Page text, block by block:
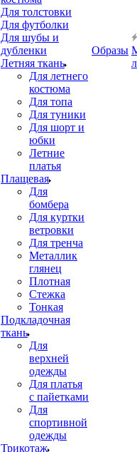
Для толстовки
Для футболки
Для шубы и
дубленки
Летняя ткань
Для летнего
костюма
Для топа
Для туники
Для шорт и
юбки
Летние
платья
Плащевая
Для
бомбера
Для куртки
ветровки
Для тренча
Металлик
глянец
Плотная
Стежка
Тонкая
Подкладочная
ткань
Для
верхней
одежды
Для платья
с пайетками
Для
спортивной
одежды
Трикотаж
Образы